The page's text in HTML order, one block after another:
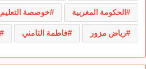
الحكومة المغربية خوصصة التعليم
رياض مزور فاطمة التامني